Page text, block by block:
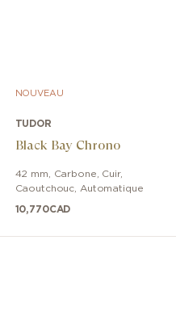
NOUVEAU
TUDOR
Black Bay Chrono
42 mm Carbone
Cuir,
Caoutchouc
Automatique
10,770CAD